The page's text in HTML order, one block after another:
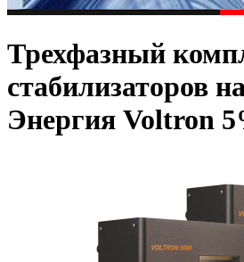
Трехфазный
стабилизаторов
Энергия Voltron